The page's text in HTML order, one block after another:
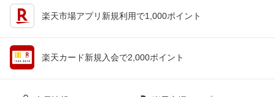
楽天市場アプリ新規利用で1,000ポイント
楽天カード新規入会で2,000ポイント